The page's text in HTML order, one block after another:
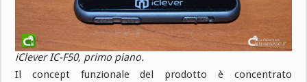
iClever IC-F50, primo piano.
Il concept funzionale del prodotto è concentrato